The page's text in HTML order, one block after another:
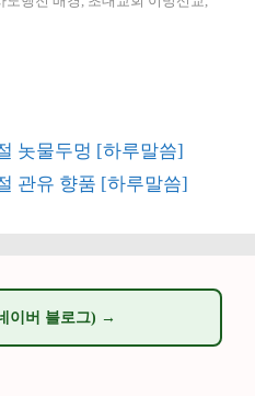
놋물두멍 [하루말씀]
관유 향품 [하루말씀]
이버 블로그) →